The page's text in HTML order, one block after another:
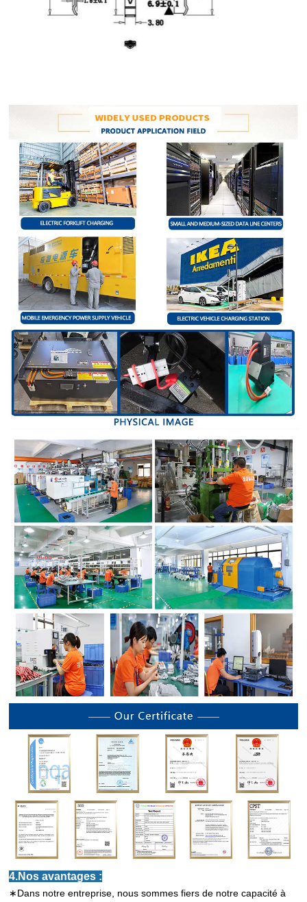
4.Nos avantages :
∗Dans notre entreprise, nous sommes fiers de notre capacité à